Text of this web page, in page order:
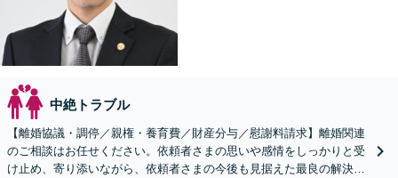
中絶トラブル
【離婚協議・調停／親権・養育費／財産分与／慰謝料請求】離婚関連
のご相談はお任せください。依頼者さまの思いや感情をしっかりと受
け止め、寄り添いながら、依頼者さまの今後も見据えた最良の解決に